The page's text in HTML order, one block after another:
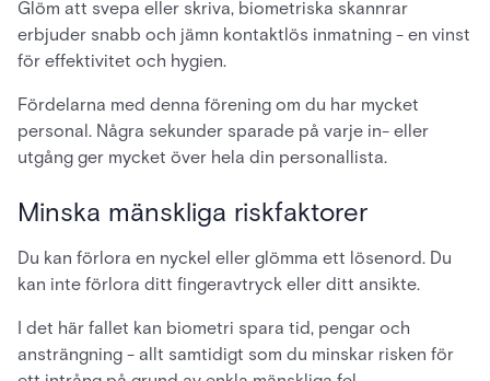
Glöm att svepa eller skriva, biometriska skannrar
erbjuder snabb och jämn kontaktlös inmatning - en vinst
för effektivitet och hygien.
Fördelarna med denna förening om du har mycket
personal. Några sekunder sparade på varje in- eller
utgång ger mycket över hela din personallista.
Minska mänskliga riskfaktorer
Du kan förlora en nyckel eller glömma ett lösenord. Du
kan inte förlora ditt fingeravtryck eller ditt ansikte.
I det här fallet kan biometri spara tid, pengar och
ansträngning - allt samtidigt som du minskar risken för